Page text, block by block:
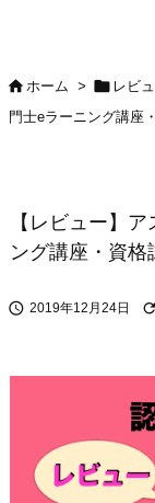
ホーム >  レビ
門士eラーニング講座
【レビュー】
ング講座・資格
 2019年12月24日 